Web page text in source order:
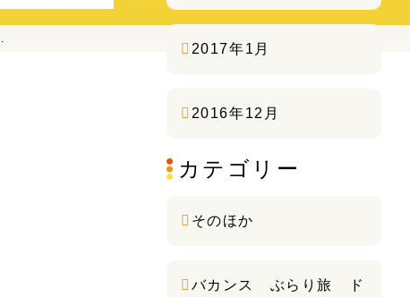
2017年1月
2016年12月
カテゴリー
そのほか
バカンス ぶらり旅 ド